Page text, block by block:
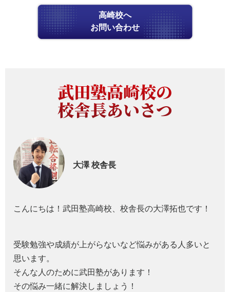
高崎校へ
お問い合わせ
武田塾高崎校の
校舎長あいさつ
大澤校舎長
こんにちは！武田塾高崎校、校舎長の大澤拓也です！
受験勉強や成績が上がらないなど悩みがある人多いと
思います。
そんな人のために武田塾があります！
その悩み一緒に解決しましょう！